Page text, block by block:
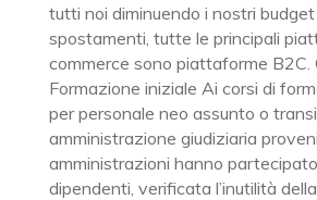
tutti noi diminuendo i nostri budget
spostamenti, tutte le principali
commerce sono piattaforme B2C.
Formazione iniziale Ai corsi di
per personale neo assunto o
amministrazione giudiziaria
amministrazioni hanno
dipendenti, verificata l’inutilità